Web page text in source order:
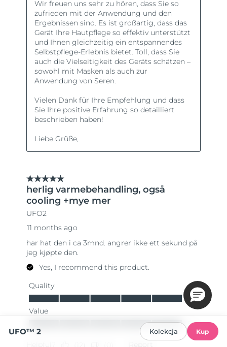
UFO™ 2 Kolekcja Kup